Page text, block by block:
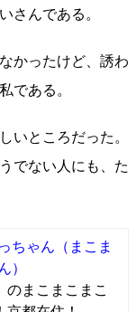
さんである。
かったけど、誘わ
である。
いところだった。
でない人にも、た
ちゃん （まこま
）
のまこまこまこ